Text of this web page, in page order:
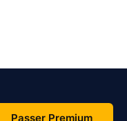
Passer Premium